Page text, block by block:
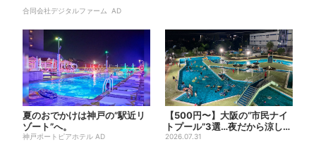
合同会社デジタルファーム AD
夏のおでかけは神戸の”駅近リ
ゾート”へ。
神戸ポートピアホテル AD
【500円〜】大阪の“市民ナイ
トプール”3選…夜だから涼しい
＆コスパ最強
2026.07.31